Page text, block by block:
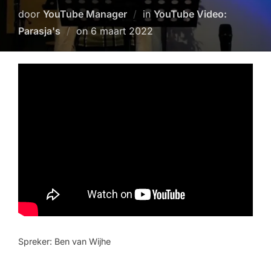
door YouTube Manager in YouTube Video:
Parasja's
on6 maart 2022
Spreker: Ben van Wijhe